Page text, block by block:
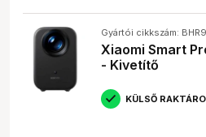
Gyártói cikkszám:
Xiaomi Smart
- Kivetítő
KÜLSŐ